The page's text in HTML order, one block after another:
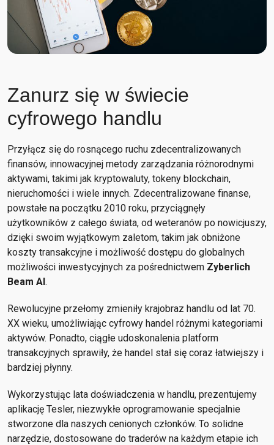
Zanurz się w świecie
cyfrowego handlu
Przyłącz się do rosnącego ruchu zdecentralizowanych
finansów, innowacyjnej metody zarządzania różnorodnymi
aktywami, takimi jak kryptowaluty, tokeny blockchain,
nieruchomości i wiele innych. Zdecentralizowane finanse,
powstałe na początku 2010 roku, przyciągnęły
użytkowników z całego świata, od weteranów po nowicjuszy,
dzięki swoim wyjątkowym zaletom, takim jak obniżone
koszty transakcyjne i możliwość dostępu do globalnych
możliwości inwestycyjnych za pośrednictwem Zyberlich
Beam AI.
Rewolucyjne przełomy zmieniły krajobraz handlu od lat 70.
XX wieku, umożliwiając cyfrowy handel różnymi kategoriami
aktywów. Ponadto, ciągłe udoskonalenia platform
transakcyjnych sprawiły, że handel stał się coraz łatwiejszy i
bardziej płynny.
Wykorzystując lata doświadczenia w handlu, prezentujemy
aplikację Tesler, niezwykłe oprogramowanie specjalnie
stworzone dla naszych cenionych członków. To solidne
narzędzie, dostosowane do traderów na każdym etapie ich